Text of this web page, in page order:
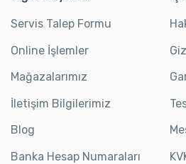
Servis Talep Formu
Online İşlemler
Mağazalarımız
İletişim Bilgilerimiz
Blog
Banka Hesap Numaraları